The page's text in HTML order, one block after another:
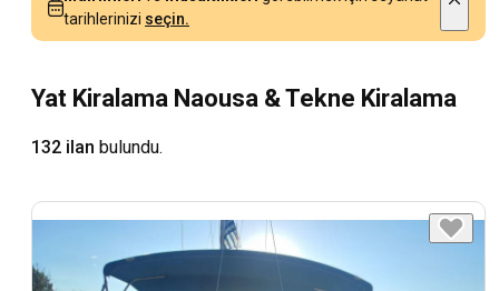
tarihlerinizi seçin.
Yat Kiralama Naousa & Tekne Kiralama
132 ilan bulundu.